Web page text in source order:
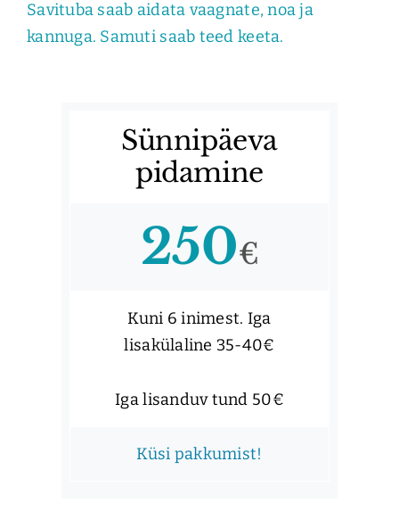
Savituba saab aidata vaagnate, noa ja
kannuga. Samuti saab teed keeta.
Sünnipäeva
pidamine
250€
Kuni 6 inimest. Iga
lisakülaline 35-40€
Iga lisanduv tund 50€
Küsi pakkumist!